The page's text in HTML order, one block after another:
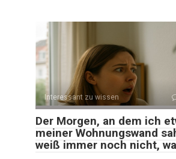
Interessant zu wissen
Der Morgen, an dem ich
meiner Wohnungswand
weiß immer noch nicht,